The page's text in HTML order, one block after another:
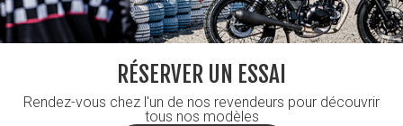
RÉSERVER UN ESSAI
Rendez-vous chez l'un de nos revendeurs pour découvrir
tous nos modèles